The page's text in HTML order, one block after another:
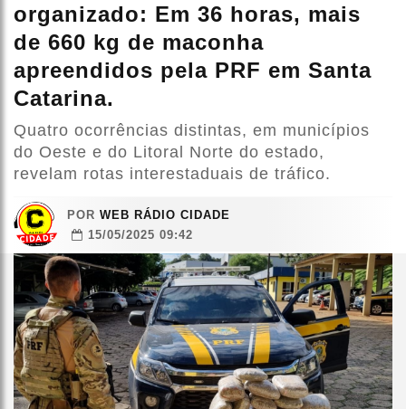
organizado: Em 36 horas, mais
de 660 kg de maconha
apreendidos pela PRF em Santa
Catarina.
Quatro ocorrências distintas, em municípios
do Oeste e do Litoral Norte do estado,
revelam rotas interestaduais de tráfico.
POR WEB RÁDIO CIDADE
15/05/2025 09:42